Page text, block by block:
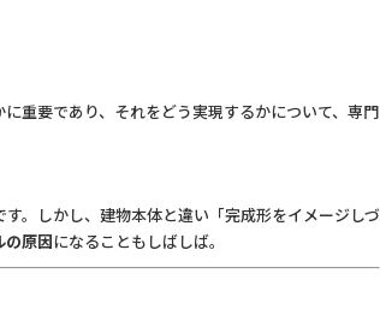
重要であり、それをどう実現するかについて、専門
。しかし、建物本体と違い「完成形をイメージしづ
の原因になることもしばしば。